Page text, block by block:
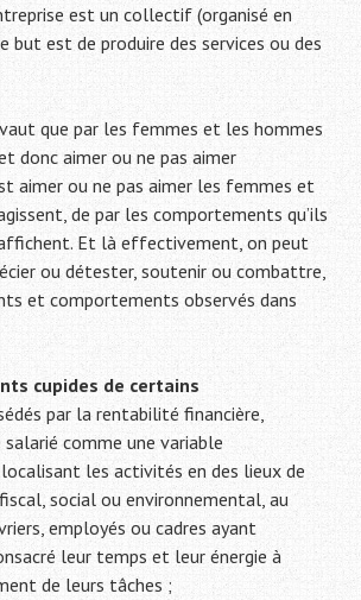
est un collectif (organisé en
but est de produire des services ou des
que par les femmes et les hommes
donc aimer ou ne pas aimer
aimer ou ne pas aimer les femmes et
de par les comportements qu’ils
Et là effectivement, on peut
ou détester, soutenir ou combattre,
et comportements observés dans
cupides de certains
par la rentabilité financière,
comme une variable
les activités en des lieux de
social ou environnemental, au
employés ou cadres ayant
leur temps et leur énergie à
de leurs tâches ;